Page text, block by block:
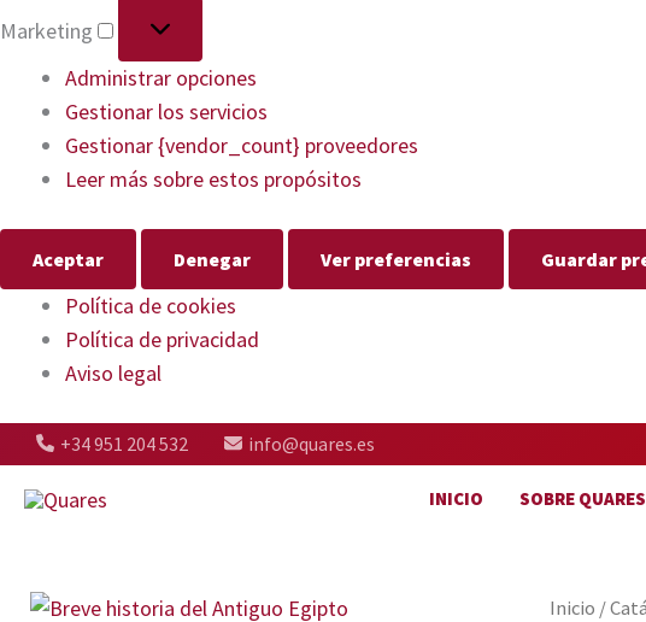
Marketing
Administrar opciones
Gestionar los servicios
Gestionar {vendor_count} proveedores
Leer más sobre estos propósitos
Aceptar Denegar Ver preferencias Guardar
Política de cookies
Política de privacidad
Aviso legal
+34 951 204 532 info@quares.es
INICIO SOBRE QUARES
Inicio /